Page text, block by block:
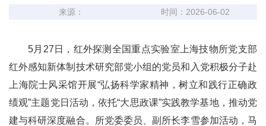
来源： 时间：2026-06-02
5月27日，红外探测全国重点实验室上海技物所党支部
红外感知新体制技术研究部党小组的党员和入党积极分子赴
上海院士风采馆开展“弘扬科学家精神，树立和践行正确政
绩观”主题党日活动，依托“大思政课”实践教学基地，推动党
建与科研深度融合。所党委委员、副所长李雪参加活动，马